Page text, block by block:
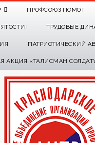
ПРОФСОЮЗ ПОМОГ
ТРУДОВЫЕ
ПАТРИОТИЧЕСКИЙ
АКЦИЯ «ТАЛИСМАН